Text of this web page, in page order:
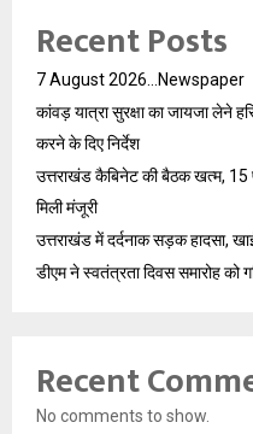
Recent Posts
7 August 2026…Newspaper
कांवड़ यात्रा सुरक्षा का जायजा लेने
करने के दिए निर्देश
उत्तराखंड कैबिनेट की बैठक खत्म, 15
मिली मंजूरी
उत्तराखंड में दर्दनाक सड़क हादसा,
डीएम ने स्वतंत्रता दिवस समारोह को
Recent
No comments to show.